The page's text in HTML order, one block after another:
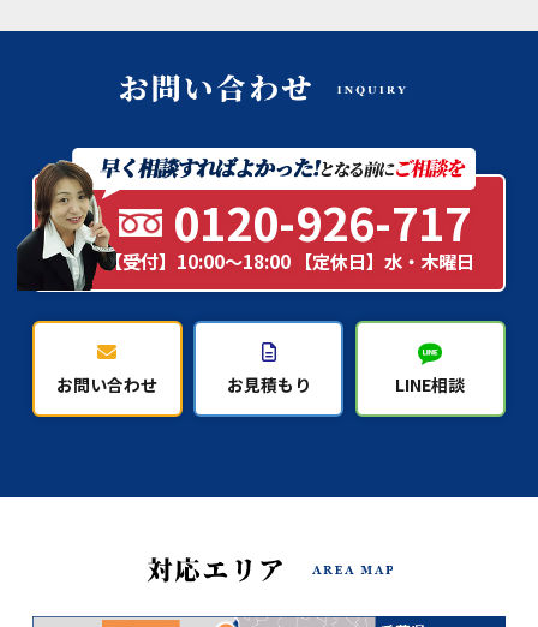
0120-926-717
【受付】10:00～18:00 【定休日】水・木曜日
お問い合わせ お見積もり LINE相談